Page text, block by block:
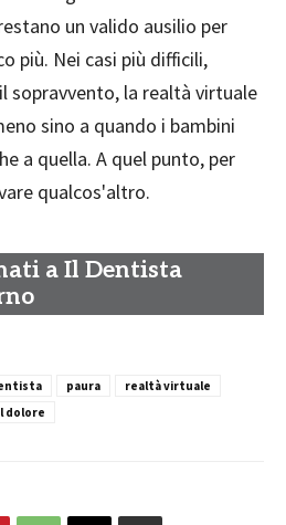
un valido ausilio per
più. Nei casi più difficili,
sopravvento, la realtà virtuale
sino a quando i bambini
a quella. A quel punto, per
qualcos'altro.
a Il Dentista
paura
realtà virtuale
dolore